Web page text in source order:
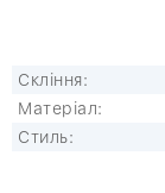
Скління:
Матеріал:
Стиль: